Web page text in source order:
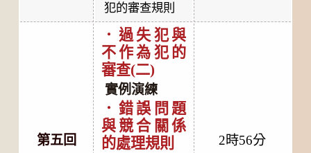
犯的審查規則
第五回
．過失犯與
不作為犯的
審查(二)
實例演練
．錯誤問題
與競合關係
的處理規則
2時56分